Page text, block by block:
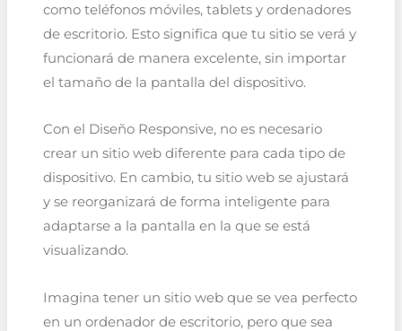
como teléfonos móviles, tablets y ordenadores
de escritorio. Esto significa que tu sitio se verá y
funcionará de manera excelente, sin importar
el tamaño de la pantalla del dispositivo.
Con el Diseño Responsive, no es necesario
crear un sitio web diferente para cada tipo de
dispositivo. En cambio, tu sitio web se ajustará
y se reorganizará de forma inteligente para
adaptarse a la pantalla en la que se está
visualizando.
Imagina tener un sitio web que se vea perfecto
en un ordenador de escritorio, pero que sea